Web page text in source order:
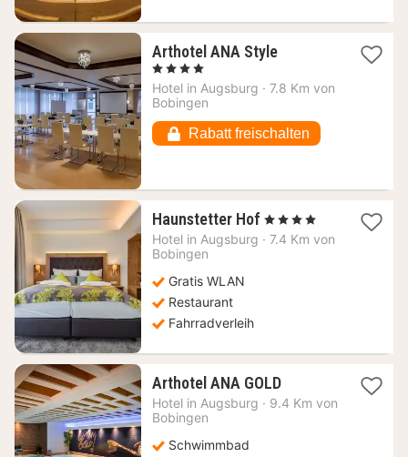
Arthotel ANA Style1
ab
, 4 Sterne
Hotel in Augsburg · 7.8 Km von
Bobingen
Rabatt freischalten
Haunstetter Hof 1
Nacht
, 4 Sterne
Hotel in Augsburg · 7.4 Km von
Bobingen
Gratis WLAN
Restaurant
Fahrradverleih
Arthotel ANA GOLD1
Nacht
Hotel in Augsburg · 9.4 Km von
Bobingen
Schwimmbad